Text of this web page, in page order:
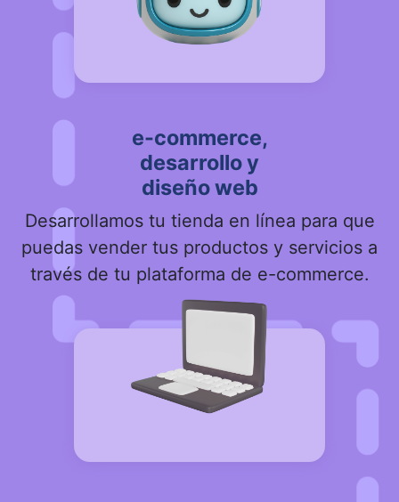
e-commerce,
desarrollo y
diseño web
Desarrollamos tu tienda en línea para que
puedas vender tus productos y servicios a
través de tu plataforma de e-commerce.